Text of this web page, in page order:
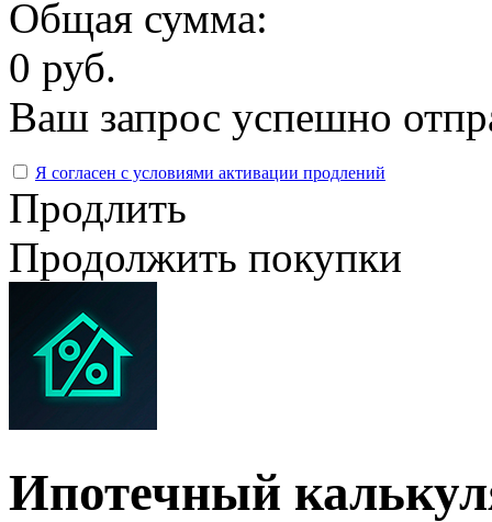
Общая сумма:
0 руб.
Ваш запрос успешно
Я согласен с условиями активации продлений
Продлить
Продолжить покупки
Ипотечный